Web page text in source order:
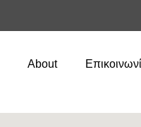
About